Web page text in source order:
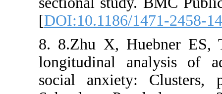
[
8. 8.Zhu
social